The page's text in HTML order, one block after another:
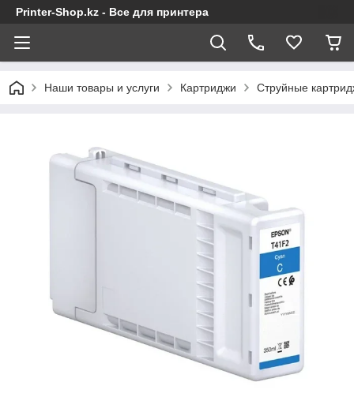
Printer-Shop.kz - Все для принтера
Наши товары и услуги Картриджи Струйные